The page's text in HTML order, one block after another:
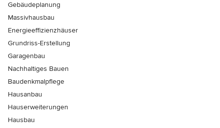
Gebäudeplanung
Massivhausbau
Energieeffizienzhäuser
Grundriss-Erstellung
Garagenbau
Nachhaltiges Bauen
Baudenkmalpflege
Hausanbau
Hauserweiterungen
Hausbau